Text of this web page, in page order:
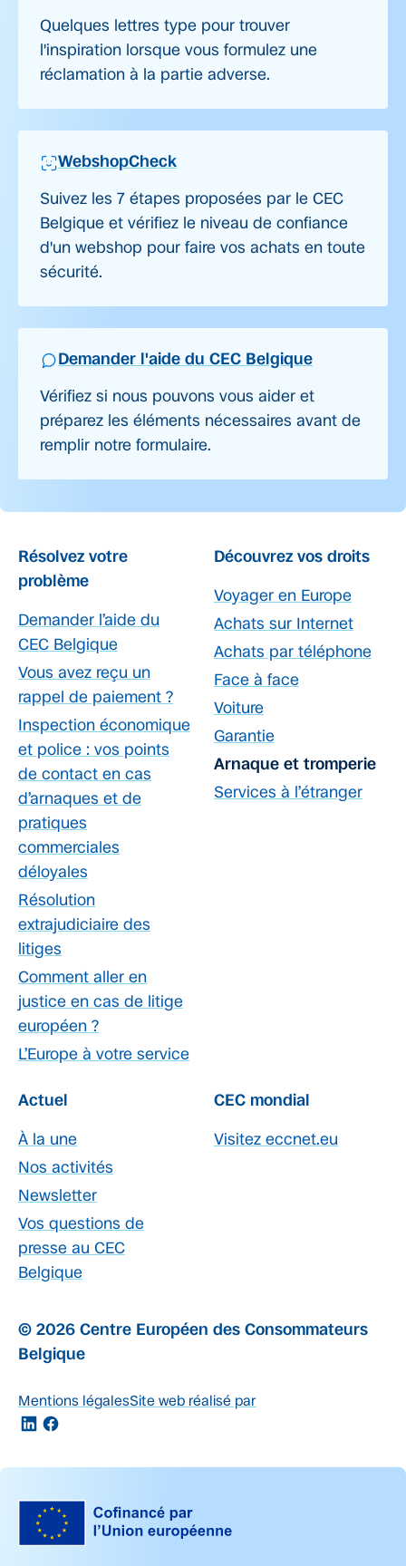
Quelques lettres type pour trouver
l'inspiration lorsque vous formulez une
réclamation à la partie adverse.
WebshopCheck
Suivez les 7 étapes proposées par le CEC
Belgique et vérifiez le niveau de confiance
d'un webshop pour faire vos achats en toute
sécurité.
Demander l'aide du CEC Belgique
Vérifiez si nous pouvons vous aider et
préparez les éléments nécessaires avant de
remplir notre formulaire.
Résolvez votre
problème
Demander l’aide du
CEC Belgique
Vous avez reçu un
rappel de paiement ?
Inspection économique
et police : vos points
de contact en cas
d’arnaques et de
pratiques
commerciales
déloyales
Résolution
extrajudiciaire des
litiges
Comment aller en
justice en cas de litige
européen ?
L’Europe à votre service
Découvrez vos droits
Voyager en Europe
Achats sur Internet
Achats par téléphone
Face à face
Voiture
Garantie
Arnaque et tromperie
Services à l’étranger
Actuel
À la une
Nos activités
Newsletter
Vos questions de
presse au CEC
Belgique
CEC mondial
Visitez eccnet.eu
© 2026 Centre Européen des Consommateurs
Belgique
Mentions légalesSite web réalisé par